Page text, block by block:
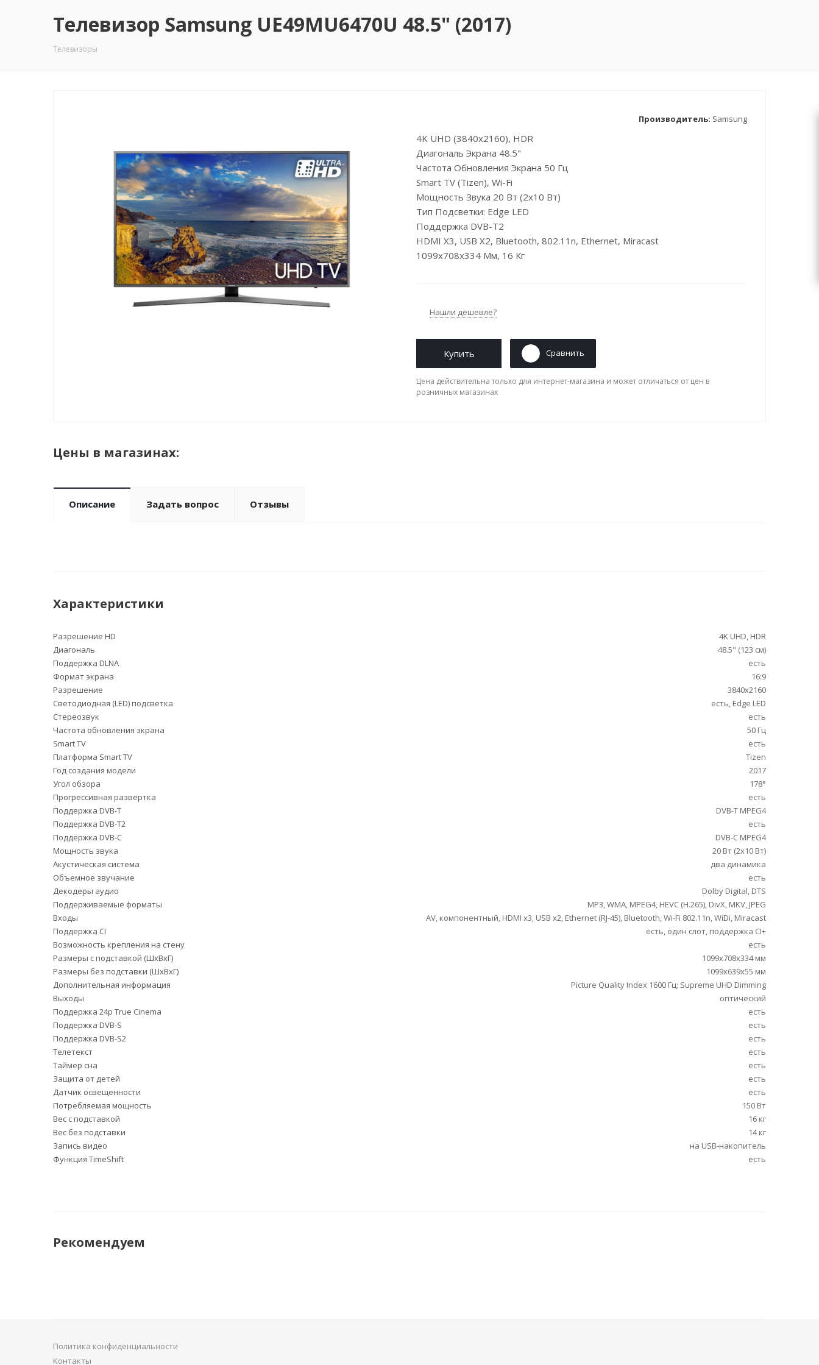
Телевизор Samsung UE49MU6470U 48.5" (2017)
Телевизоры
Производитель: Samsung
4K UHD (3840x2160), HDR
Диагональ Экрана 48.5"
Частота Обновления Экрана 50 Гц
Smart TV (Tizen), Wi-Fi
Мощность Звука 20 Вт (2х10 Вт)
Тип Подсветки: Edge LED
Поддержка DVB-T2
HDMI X3, USB X2, Bluetooth, 802.11n, Ethernet, Miracast
1099x708x334 Мм, 16 Кг
Нашли дешевле?
Купить Сравнить
Цена действительна только для интернет-магазина и может отличаться от цен в
розничных магазинах
Цены в магазинах:
Описание Задать вопрос Отзывы
Характеристики
Разрешение HD
4K UHD, HDR
Диагональ
48.5" (123 см)
Поддержка DLNA
есть
Формат экрана
16:9
Разрешение
3840x2160
Светодиодная (LED) подсветка
есть, Edge LED
Стереозвук
есть
Частота обновления экрана
50 Гц
Smart TV
есть
Платформа Smart TV
Tizen
Год создания модели
2017
Угол обзора
178°
Прогрессивная развертка
есть
Поддержка DVB-T
DVB-T MPEG4
Поддержка DVB-T2
есть
Поддержка DVB-C
DVB-C MPEG4
Мощность звука
20 Вт (2х10 Вт)
Акустическая система
два динамика
Объемное звучание
есть
Декодеры аудио
Dolby Digital, DTS
Поддерживаемые форматы
MP3, WMA, MPEG4, HEVC (H.265), DivX, MKV, JPEG
Входы
AV, компонентный, HDMI x3, USB x2, Ethernet (RJ-45), Bluetooth, Wi-Fi 802.11n, WiDi, Miracast
Поддержка CI
есть, один слот, поддержка CI+
Возможность крепления на стену
есть
Размеры с подставкой (ШxВxГ)
1099x708x334 мм
Размеры без подставки (ШxВxГ)
1099x639x55 мм
Дополнительная информация
Picture Quality Index 1600 Гц; Supreme UHD Dimming
Выходы
оптический
Поддержка 24p True Cinema
есть
Поддержка DVB-S
есть
Поддержка DVB-S2
есть
Телетекст
есть
Таймер сна
есть
Защита от детей
есть
Датчик освещенности
есть
Потребляемая мощность
150 Вт
Вес с подставкой
16 кг
Вес без подставки
14 кг
Запись видео
на USB-накопитель
Функция TimeShift
есть
Рекомендуем
Политика конфиденциальности
Контакты